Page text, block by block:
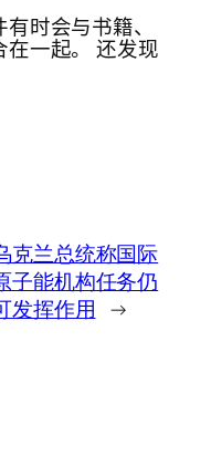
时会与书籍、
一起。 还发现
克兰总统称国际
子能机构任务仍
发挥作用 →